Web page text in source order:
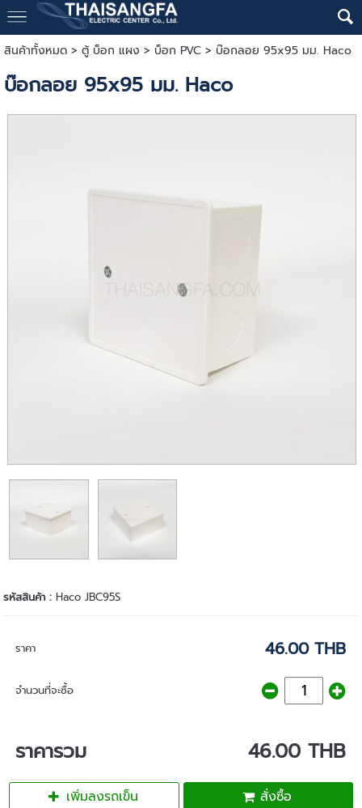
สินค้าทั้งหมด> ตู้ บ็อก แผง > บ็อก PVC> บ๊อกลอย 95x95 มม. Haco
บ๊อกลอย 95x95 มม. Haco
รหัสสินค้า :Haco JBC95S
ราคา 46.00 THB
จำนวนที่จะซื้อ
ราคารวม 46.00 THB
เพิ่มลงรถเข็น สั่งซื้อ